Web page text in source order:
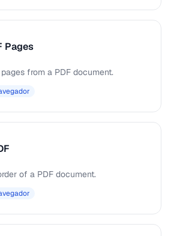
Pages
from a PDF document.
of a PDF document.